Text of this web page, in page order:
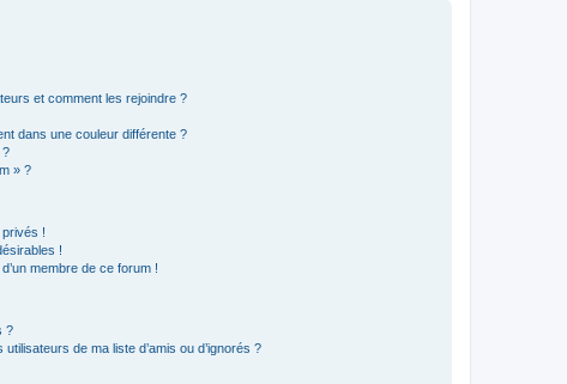
et comment les rejoindre ?
dans une couleur différente ?
?
» ?
!
!
membre de ce forum !
?
de ma liste d’amis ou d’ignorés ?